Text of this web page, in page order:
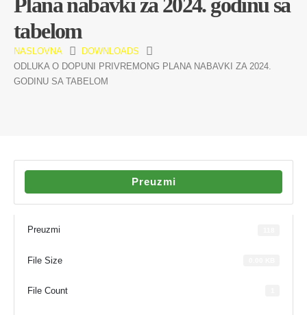
tabelom
NASLOVNA
DOWNLOADS
ODLUKA O DOPUNI PRIVREMONG PLANA NABAVKI ZA 2024.
GODINU SA TABELOM
Preuzmi
Preuzmi
File Size
File Count